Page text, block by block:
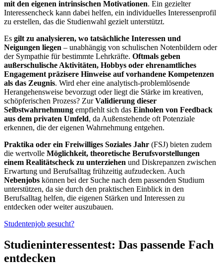
mit den eigenen intrinsischen Motivationen. Ein gezielter
Interessencheck kann dabei helfen, ein individuelles Interessenprofil
zu erstellen, das die Studienwahl gezielt unterstützt.
Es gilt zu analysieren, wo tatsächliche Interessen und
Neigungen liegen – unabhängig von schulischen Notenbildern oder
der Sympathie für bestimmte Lehrkräfte. Oftmals geben
außerschulische Aktivitäten, Hobbys oder ehrenamtliches
Engagement präzisere Hinweise auf vorhandene Kompetenzen
als das Zeugnis. Wird eher eine analytisch-problemlösende
Herangehensweise bevorzugt oder liegt die Stärke im kreativen,
schöpferischen Prozess? ZurValidierung dieser
Selbstwahrnehmung empfiehlt sich das Einholen von Feedback
aus dem privaten Umfeld, da Außenstehende oft Potenziale
erkennen, die der eigenen Wahrnehmung entgehen.
Praktika oder ein Freiwilliges Soziales Jahr (FSJ) bieten zudem
die wertvolle Möglichkeit, theoretische Berufsvorstellungen
einem Realitätscheck zu unterziehen und Diskrepanzen zwischen
Erwartung und Berufsalltag frühzeitig aufzudecken. Auch
Nebenjobs können bei der Suche nach dem passenden Studium
unterstützen, da sie durch den praktischen Einblick in den
Berufsalltag helfen, die eigenen Stärken und Interessen zu
entdecken oder weiter auszubauen.
Studentenjob gesucht?
Studieninteressentest: Das passende Fach
entdecken